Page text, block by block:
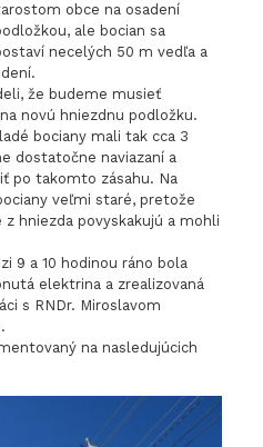
obce na osadení
ale bocian sa
necelých 50 m vedľa a
že budeme musieť
novú hniezdnu podložku.
bociany mali tak cca 3
dostatočne naviazaní a
po takomto zásahu. Na
veľmi staré, pretože
hniezda povyskakujú a mohli
9 a 10 hodinou ráno bola
elektrina a zrealizovaná
s RNDr. Miroslavom
na nasledujúcich